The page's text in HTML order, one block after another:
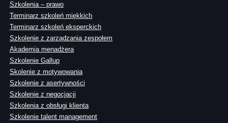
Szkolenia – prawo
Terminarz szkoleń miękkich
Terminarz szkoleń eksperckich
Szkolenie z zarządzania zespołem
Akademia menadżera
Szkolenie Gallup
Skolenie z motywowania
Szkolenie z asertywności
Szkolenie z negocjacji
Szkolenia z obsługi klienta
Szkolenie talent management